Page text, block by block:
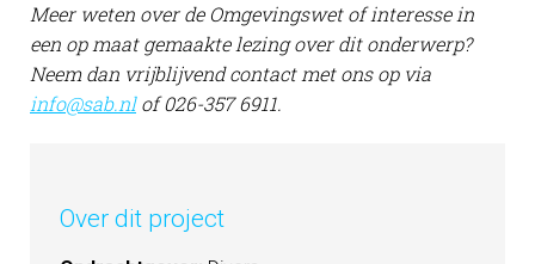
Meer weten over de Omgevingswet of interesse in
een op maat gemaakte lezing over dit onderwerp?
Neem dan vrijblijvend contact met ons op via
info@sab.nlof 026-357 6911.
Over dit project